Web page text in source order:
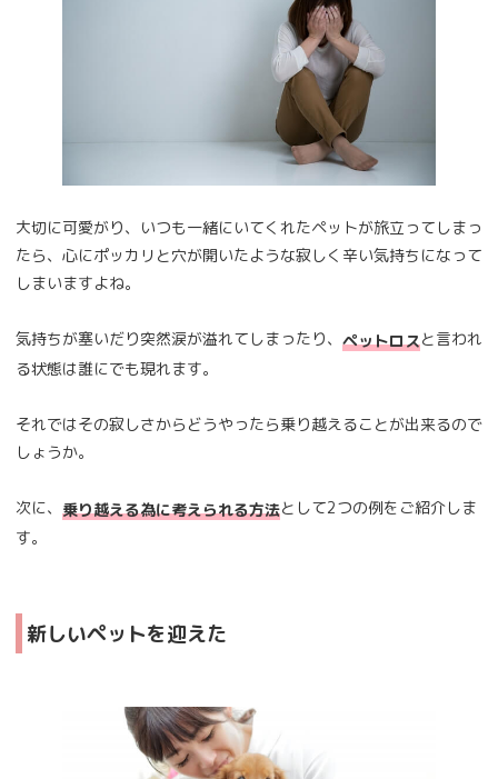
大切に可愛がり、いつも一緒にいてくれたペットが旅立ってしまっ
たら、心にポッカリと穴が開いたような寂しく辛い気持ちになって
しまいますよね。
気持ちが塞いだり突然涙が溢れてしまったり、 ペットロスと言われ
る状態は誰にでも現れます。
それではその寂しさからどうやったら乗り越えることが出来るので
しょうか。
次に、 乗り越える為に考えられる方法として2つの例をご紹介しま
す。
新しいペットを迎えた